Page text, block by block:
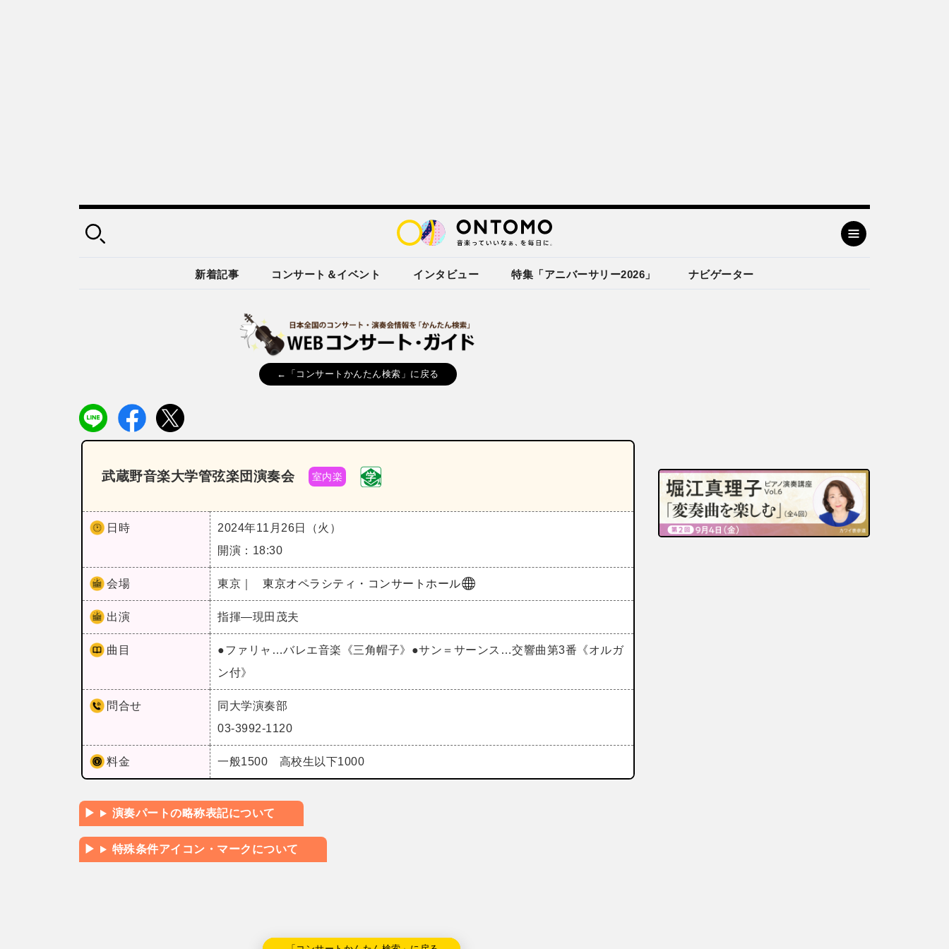
新着記事 コンサート＆イベント インタビュー 特集「アニバーサリー2026」 ナビゲーター
←「コンサートかんたん検索」に戻る
武蔵野音楽大学管弦楽団演奏会 室内楽
日時
2024年11月26日（火）
開演：18:30
会場 東京｜ 東京オペラシティ・コンサートホール
出演 指揮―現田茂夫
曲目
●ファリャ…バレエ音楽《三角帽子》●サン＝サーンス…交響曲第3番《オルガ
ン付》
問合せ
同大学演奏部
03-3992-1120
料金 一般1500 高校生以下1000
演奏パートの略称表記について
特殊条件アイコン・マークについて